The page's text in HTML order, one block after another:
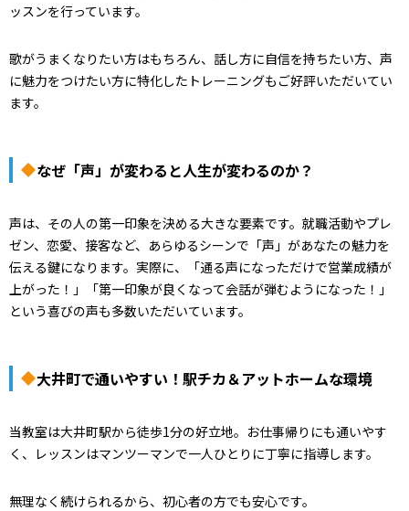
ッスンを行っています。
歌がうまくなりたい方はもちろん、話し方に自信を持ちたい方、声
に魅力をつけたい方に特化したトレーニングもご好評いただいてい
ます。
なぜ「声」が変わると人生が変わるのか？
声は、その人の第一印象を決める大きな要素です。就職活動やプレ
ゼン、恋愛、接客など、あらゆるシーンで「声」があなたの魅力を
伝える鍵になります。実際に、「通る声になっただけで営業成績が
上がった！」「第一印象が良くなって会話が弾むようになった！」
という喜びの声も多数いただいています。
大井町で通いやすい！駅チカ＆アットホームな環境
当教室は大井町駅から徒歩1分の好立地。お仕事帰りにも通いやす
く、レッスンはマンツーマンで一人ひとりに丁寧に指導します。
無理なく続けられるから、初心者の方でも安心です。